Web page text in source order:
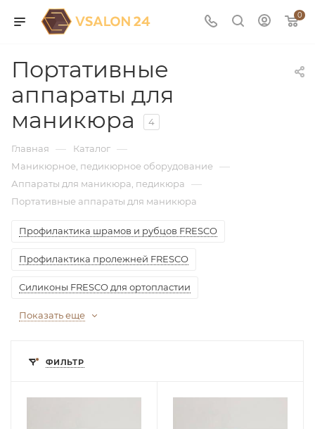
0
Портативные
аппараты для
маникюра
4
Главная — Каталог —
Маникюрное, педикюрное оборудование —
Аппараты для маникюра, педикюра —
Портативные аппараты для маникюра
Профилактика шрамов и рубцов FRESCO
Профилактика пролежней FRESCO
Силиконы FRESCO для ортопластии
Показать еще
ФИЛЬТР